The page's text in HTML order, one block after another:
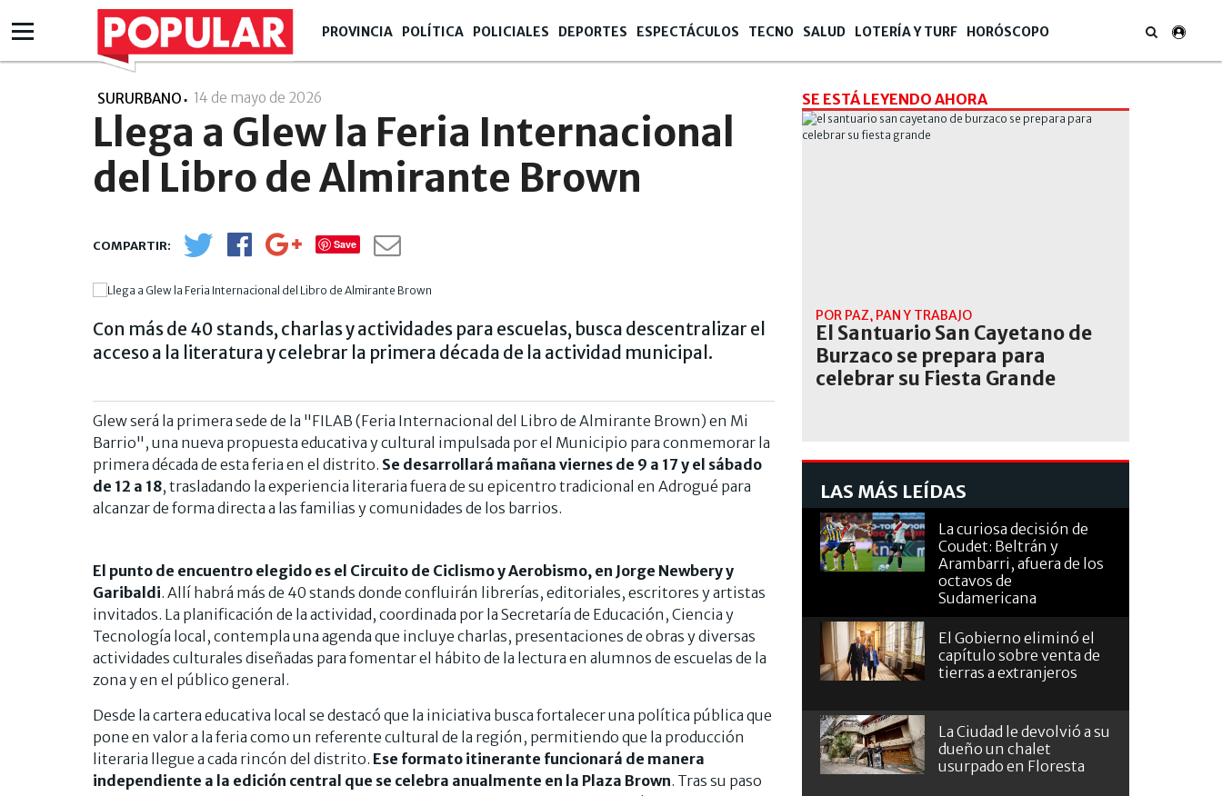
PROVINCIA POLÍTICA POLICIALES DEPORTES ESPECTÁCULOS TECNO SALUD LOTERÍA Y TURF HORÓSCOPO
SURURBANO 14 de mayo de 2026
Llega a Glew la Feria Internacional
del Libro de Almirante Brown
Save
Con más de 40 stands, charlas y actividades para escuelas, busca descentralizar el
acceso a la literatura y celebrar la primera década de la actividad municipal.
Glew será la primera sede de la "FILAB (Feria Internacional del Libro de Almirante Brown) en Mi
Barrio", una nueva propuesta educativa y cultural impulsada por el Municipio para conmemorar la
primera década de esta feria en el distrito. Se desarrollará mañana viernes de 9 a 17 y el sábado
de 12 a 18, trasladando la experiencia literaria fuera de su epicentro tradicional en Adrogué para
alcanzar de forma directa a las familias y comunidades de los barrios.
El punto de encuentro elegido es el Circuito de Ciclismo y Aerobismo, en Jorge Newbery y
Garibaldi. Allí habrá más de 40 stands donde confluirán librerías, editoriales, escritores y artistas
invitados. La planificación de la actividad, coordinada por la Secretaría de Educación, Ciencia y
Tecnología local, contempla una agenda que incluye charlas, presentaciones de obras y diversas
actividades culturales diseñadas para fomentar el hábito de la lectura en alumnos de escuelas de la
zona y en el público general.
Desde la cartera educativa local se destacó que la iniciativa busca fortalecer una política pública que
pone en valor a la feria como un referente cultural de la región, permitiendo que la producción
literaria llegue a cada rincón del distrito. Ese formato itinerante funcionará de manera
independiente a la edición central que se celebra anualmente en la Plaza Brown. Tras su paso
SE ESTÁ LEYENDO AHORA
POR PAZ, PAN Y TRABAJO
El Santuario San Cayetano de
Burzaco se prepara para
celebrar su Fiesta Grande
LAS MÁS LEÍDAS
La curiosa decisión de
Coudet: Beltrán y
Arambarri, afuera de los
octavos de
Sudamericana
El Gobierno eliminó el
capítulo sobre venta de
tierras a extranjeros
La Ciudad le devolvió a su
dueño un chalet
usurpado en Floresta